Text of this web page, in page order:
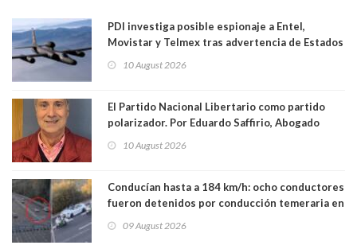
PDI investiga posible espionaje a Entel,
Movistar y Telmex tras advertencia de Estados
10 August 2026
El Partido Nacional Libertario como partido
polarizador. Por Eduardo Saffirio, Abogado
10 August 2026
Conducían hasta a 184 km/h: ocho conductores
fueron detenidos por conducción temeraria en
09 August 2026